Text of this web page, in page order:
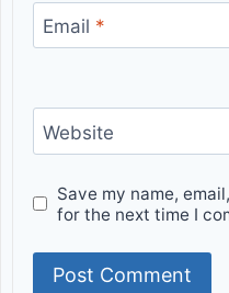
Email *
Website
Save my name,
for the next time I